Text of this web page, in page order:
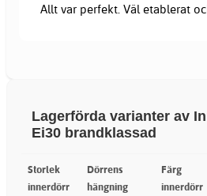
Allt var perfekt. Väl etablerat
Lagerförda varianter av
Ei30 brandklassad
Storlek
innerdörr
Dörrens
hängning
Färg
innerdörr